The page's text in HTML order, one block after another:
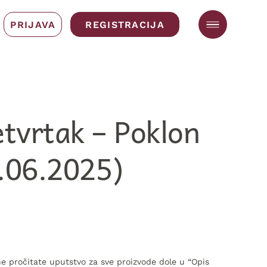
PRIJAVA REGISTRACIJA
– Poklon
pročitate uputstvo za sve proizvode dole u “Opis